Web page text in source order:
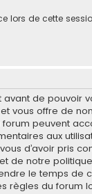
lors de cette
avant de pouvoir
vous offre de
forum peuvent
aux
d’avoir pris
de notre
le temps de
règles du forum